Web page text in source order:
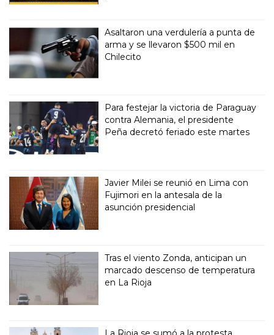
Asaltaron una verdulería a punta de
arma y se llevaron $500 mil en
Chilecito
Para festejar la victoria de Paraguay
contra Alemania, el presidente
Peña decretó feriado este martes
Javier Milei se reunió en Lima con
Fujimori en la antesala de la
asunción presidencial
Tras el viento Zonda, anticipan un
marcado descenso de temperatura
en La Rioja